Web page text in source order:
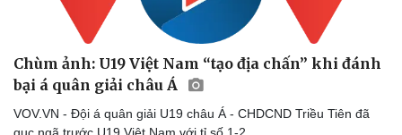
Chùm ảnh: U19 Việt Nam “tạo địa chấn” khi đánh
bại á quân giải châu Á
VOV.VN - Đội á quân giải U19 châu Á - CHDCND Triều Tiên đã